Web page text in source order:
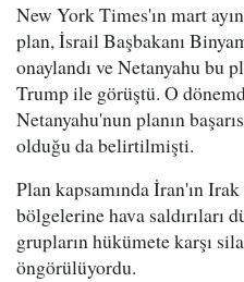
New York Times'ın mart
plan, İsrail Başbakanı
onaylandı ve Netanyahu bu
Trump ile görüştü. O
Netanyahu'nun planın
olduğu da belirtilmişti.
Plan kapsamında İran'ın Irak
bölgelerine hava saldırıları
grupların hükümete karşı
öngörülüyordu.